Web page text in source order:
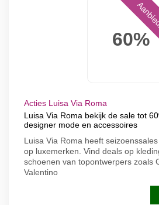
60%
Acties Luisa Via Roma
Luisa Via Roma bekijk de sale tot
designer mode en accessoires
Luisa Via Roma heeft
op luxemerken. Vind deals op
schoenen van topontwerpers zoals
Valentino